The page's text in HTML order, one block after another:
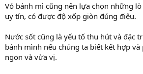
Vỏ bánh mì cũng nên lựa chọn những
uy tín, có được độ xốp giòn đúng điệu.
Nước sốt cũng là yếu tố thu hút và đặc
bánh mình nếu chúng ta biết kết hợp
ngon và vừa vị.